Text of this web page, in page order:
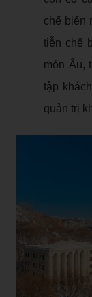
chế biến
tiễn chế
món Âu,
tập
quản trị